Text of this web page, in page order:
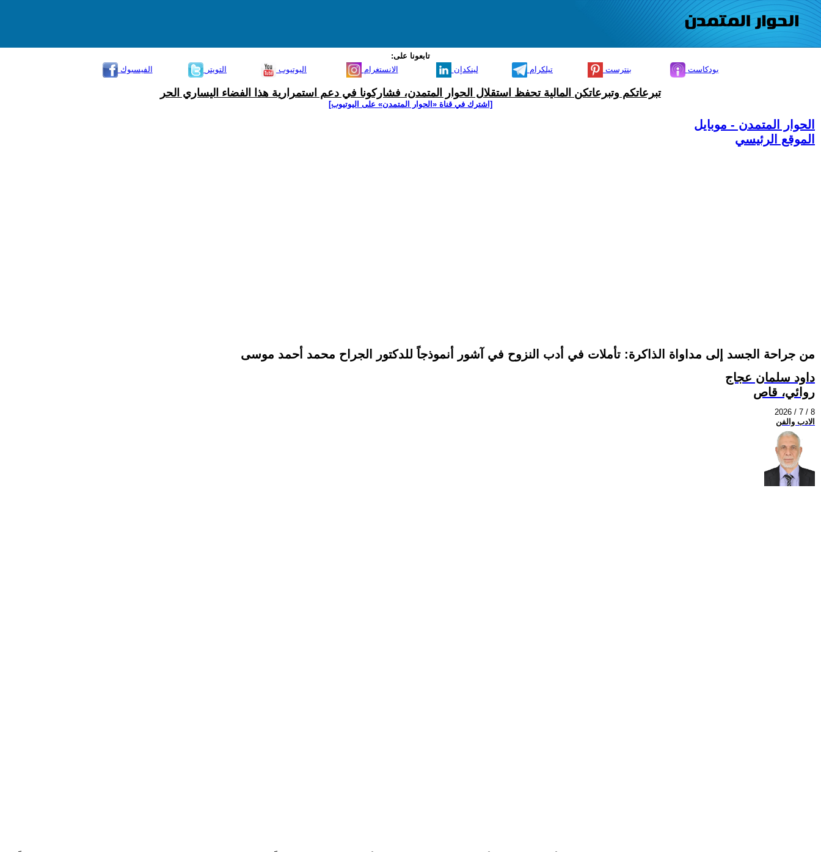
تابعونا على:
الفيسبوك
التويتر اليوتيوب الانستغرام لينكدإن تيلكرام بنترست بودكاست
تبرعاتكم وتبرعاتكن المالية تحفظ استقلال الحوار المتمدن، فشاركونا في دعم استمرارية هذا الفضاء اليساري الحر
[اشترك في قناة ‫«الحوار المتمدن» على اليوتيوب]
الحوار المتمدن - موبايل
الموقع الرئيسي
من جراحة الجسد إلى مداواة الذاكرة: تأملات في أدب النزوح في آشور أنموذجاً للدكتور الجراح محمد أحمد موسى
داود سلمان عجاج
روائي، قاص
2026 / 7 / 8
الادب والفن